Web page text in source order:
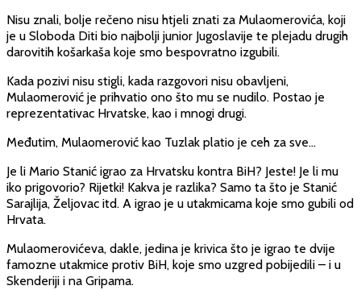
Nisu znali, bolje rečeno nisu htjeli znati za Mulaomerovića, koji
je u Sloboda Diti bio najbolji junior Jugoslavije te plejadu drugih
darovitih košarkaša koje smo bespovratno izgubili.
Kada pozivi nisu stigli, kada razgovori nisu obavljeni,
Mulaomerović je prihvatio ono što mu se nudilo. Postao je
reprezentativac Hrvatske, kao i mnogi drugi.
Međutim, Mulaomerović kao Tuzlak platio je ceh za sve…
Je li Mario Stanić igrao za Hrvatsku kontra BiH? Jeste! Je li mu
iko prigovorio? Rijetki! Kakva je razlika? Samo ta što je Stanić
Sarajlija, Željovac itd. A igrao je u utakmicama koje smo gubili od
Hrvata.
Mulaomerovićeva, dakle, jedina je krivica što je igrao te dvije
famozne utakmice protiv BiH, koje smo uzgred pobijedili – i u
Skenderiji i na Gripama.